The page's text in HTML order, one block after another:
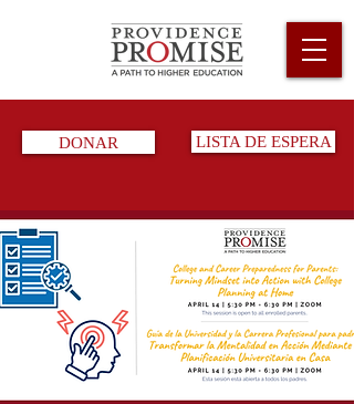
DONAR LISTA DE ESPERA